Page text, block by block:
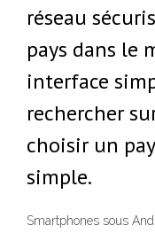
réseau
pays dans le
interface
rechercher
choisir un
simple.
Smartphones sous